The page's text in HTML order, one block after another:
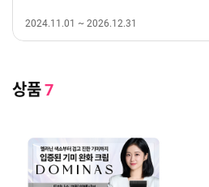
2024.11.01 ~ 2026.12.31
상품7